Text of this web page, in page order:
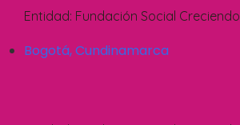
Entidad: Fundación Social Creciendo
Bogotá,Cundinamarca